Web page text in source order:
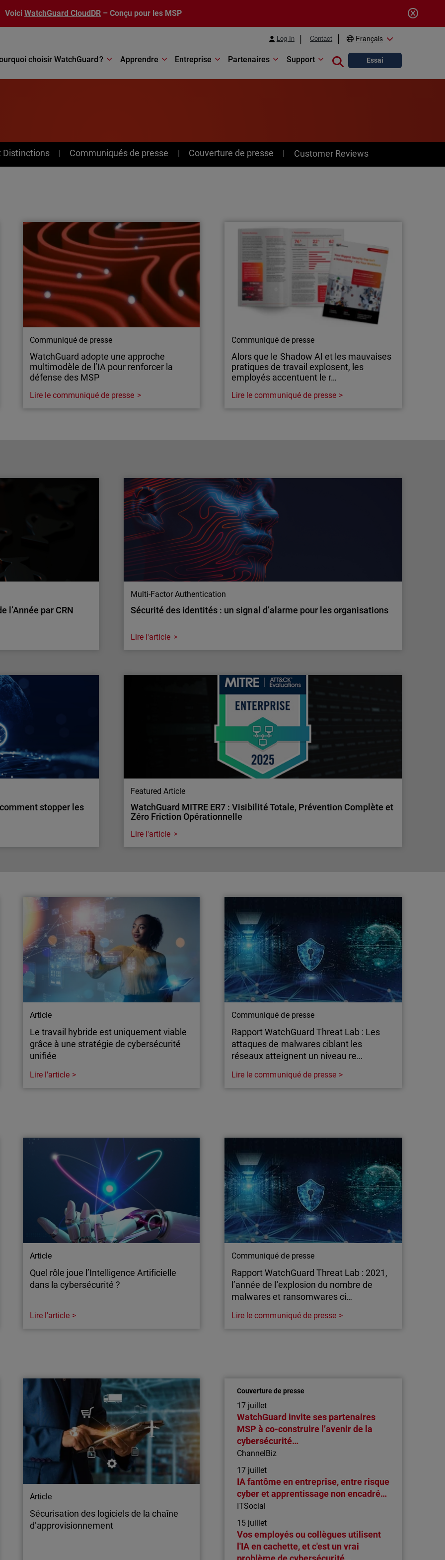
Voici WatchGuard CloudDR – Conçu pour les MSP
Log In Contact Français
choisir WatchGuard ? Apprendre Entreprise Partenaires Support Close search
Essai
Distinctions Communiqués de presse Couverture de presse Customer Reviews
Communiqué de presse
WatchGuard adopte une approche
multimodèle de l’IA pour renforcer la
défense des MSP
de la cybersécurité unifiée pour les
fournisseurs de services managés (MSP),
annonce aujourd’hui de nouveaux
investissements dans l’IA appliquée à la
sécurité des applications, élargissant ainsi
son accès aux capacités avancées d’OpenAI
Lire le communiqué de presse
Communiqué de presse
Alors que le Shadow AI et les mauvaises
pratiques de travail explosent, les
employés accentuent le r…
Technologies, leader mondial de la
cybersécurité unifiée pour les fournisseurs de
services managés (MSP), révèle que le
comportement des employés crée un risque de
cybersécurité important et souvent invisible
pour les petites et moyennes entreprises
(PME). Selon le…
Lire le communiqué de presse
l’Année par CRN
l’Année par CRN
2025. Une solution
réseau et réponse
Multi-Factor Authentication
Sécurité des identités : un signal d’alarme pour les organisations
Sécurité des identités : un signal d’alarme pour les organisations
Les identités numériques sont la nouvelle cible des cyberattaques.
Découvrez comment PME et MSP peuvent renforcer leur sécurité face aux
Lire l'article
stopper les
cybercriminels d’infiltrer
Apprenez comment
approche XDR
Featured Article
WatchGuard MITRE ER7 : Visibilité Totale, Prévention Complète et
Zéro Friction Opérationnelle
prévention et zéro friction opérationnelle. WatchGuard renforce la sécurité
MSP/PME avec une protection fiable et efficace.
Lire l'article
Article
Le travail hybride est uniquement viable
grâce à une stratégie de cybersécurité
unifiée
Nombreuses sont les raisons pour lesquelles
de nombreuses entreprises et leurs
collaborateurs votent en faveur d'un modèle
de travail hybride. Mais comment protéger
efficacement ce nouveau périmètre ?
Lire l'article
Communiqué de presse
Rapport WatchGuard Threat Lab : Les
attaques de malwares ciblant les
réseaux atteignent un niveau re…
Le rapport sur la sécurité Internet de
WatchGuard portant sur le 4ème trimestre
2021 établit que les détections réseau ont
quadruplé dans la région EMEA, avec des
détections de malwares presque deux fois
plus nombreuses que dans le reste du monde.
Lire le communiqué de presse
Article
Quel rôle joue l’Intelligence Artificielle
dans la cybersécurité ?
L'Intelligence Artificielle peut être mise à profit
pour mettre en lumière des cyber menaces ou
des activités potentiellement malicieuses,
c'est pourquoi les technolologies afférentes
sont essentielles en matière de cybersécurité.
Lire l'article
Communiqué de presse
Rapport WatchGuard Threat Lab : 2021,
l’année de l’explosion du nombre de
malwares et ransomwares ci…
WatchGuard portant sur le 3ème trimestre
2021 établit qu’à la fin du 3ème trimestre
2021, le volume de malwares et de
ransomwares ciblant les endpoints (serveurs,
postes de travail) avait déjà dépassé le total
de l’année 2020 !
Lire le communiqué de presse
Article
Sécurisation des logiciels de la chaîne
d’approvisionnement
Couverture de presse
17 juillet
WatchGuard invite ses partenaires
MSP à co-construire l’avenir de la
cybersécurité…
ChannelBiz
17 juillet
IA fantôme en entreprise, entre risque
cyber et apprentissage non encadré…
ITSocial
15 juillet
Vos employés ou collègues utilisent
l'IA en cachette, et c'est un vrai